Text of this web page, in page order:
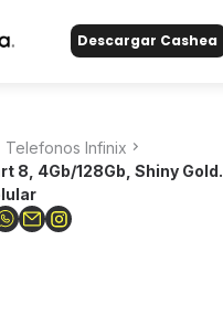
Descargar Cashea
Telefonos Infinix
8, 4Gb/128Gb, Shiny Gold.